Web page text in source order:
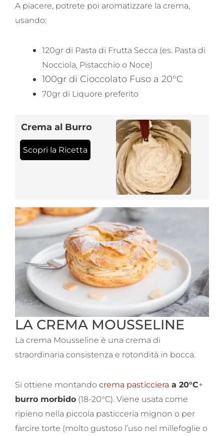
A piacere, potrete poi aromatizzare la crema,
usando:
120gr di Pasta di Frutta Secca (es. Pasta di
Nocciola, Pistacchio o Noce)
100gr di Cioccolato Fuso a 20°C
70gr di Liquore preferito
Crema al Burro
Scopri la Ricetta
LA CREMA MOUSSELINE
La crema Mousseline è una crema di
straordinaria consistenza e rotondità in bocca.
Si ottiene montando crema pasticciera a 20°C+
burro morbido (18-20°C). Viene usata come
ripieno nella piccola pasticceria mignon o per
farcire torte (molto gustoso l’uso nel millefoglie o